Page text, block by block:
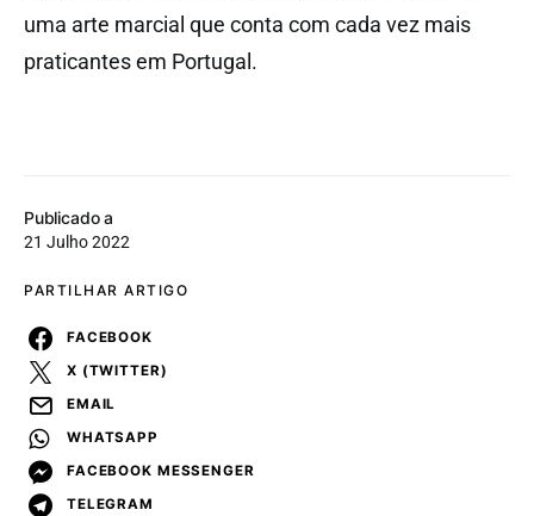
Publicado a
21 Julho 2022
PARTILHAR ARTIGO
FACEBOOK
X (TWITTER)
EMAIL
WHATSAPP
FACEBOOK MESSENGER
TELEGRAM
uma arte marcial que conta com cada vez mais
praticantes em Portugal.